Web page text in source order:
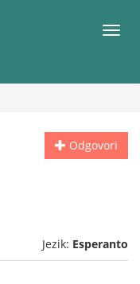
Meni
Odgovori
Jezik: Esperanto